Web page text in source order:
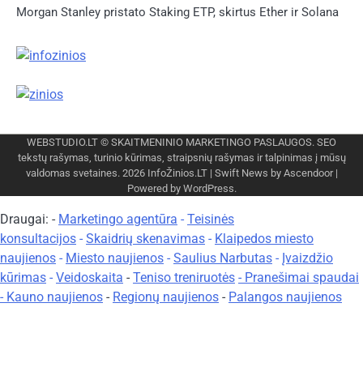
Morgan Stanley pristato Staking ETP, skirtus Ether ir Solana
WEBSTUDIO.LT © SKAITMENINIO MARKETINGO PASLAUGOS. SEO
tekstų rašymas, turinio kūrimas, straipsnių rašymas ir talpinimas į mūsų
valdomas svetaines. 2026 InfoŽinios.LT| Swift News by Ascendoor|
Powered by WordPress.
Draugai: - Marketingo agentūra - Teisinės
konsultacijos - Skaidrių skenavimas - Klaipedos miesto
naujienos - Miesto naujienos - Saulius Narbutas - Įvaizdžio
kūrimas - Veidoskaita - Teniso treniruotės - Pranešimai spaudai
- Kauno naujienos - Regionų naujienos - Palangos naujienos